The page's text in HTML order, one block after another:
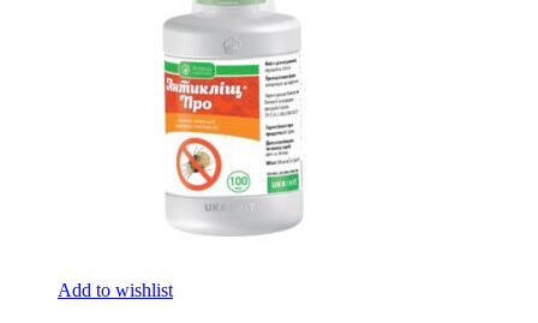
Add to wishlist